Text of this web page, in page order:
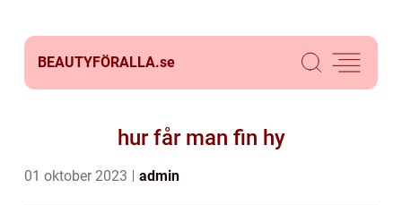
BEAUTYFÖRALLA.se
hur får man fin hy
01 oktober 2023 admin